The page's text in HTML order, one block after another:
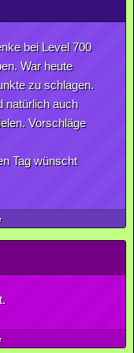
bei Level 700
War heute
zu schlagen.
natürlich auch
Vorschläge
Tag wünscht